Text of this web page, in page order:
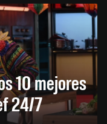
10 mejores
24/7